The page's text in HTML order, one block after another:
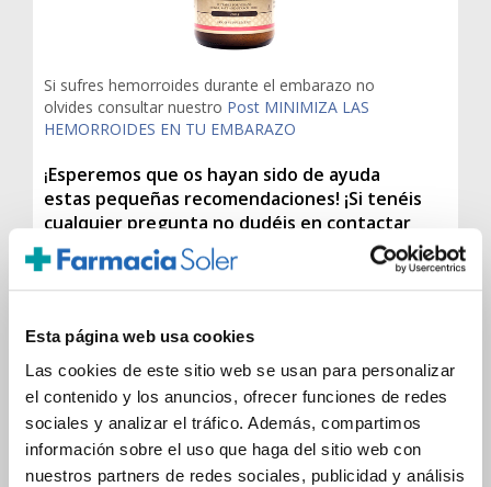
Esta página web usa cookies
Las cookies de este sitio web se usan para personalizar
el contenido y los anuncios, ofrecer funciones de redes
sociales y analizar el tráfico. Además, compartimos
información sobre el uso que haga del sitio web con
nuestros partners de redes sociales, publicidad y análisis
Si sufres hemorroides durante el embarazo no
olvides consultar nuestro Post MINIMIZA LAS
HEMORROIDES EN TU EMBARAZO
¡Esperemos que os hayan sido de ayuda
estas pequeñas recomendaciones! ¡Si tenéis
cualquier pregunta no dudéis en contactar
con nosotros!
2
2 comentarios +Escribe el tuyo